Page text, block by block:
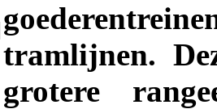
tramlijnen.
grotere